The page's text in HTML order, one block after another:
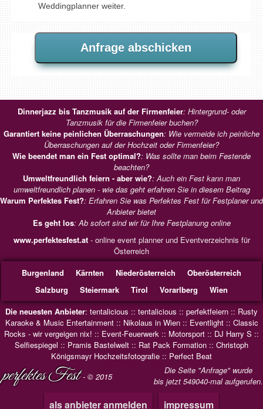
Weddingplanner weiter.
Dinnerjazz bis Tanzmusik auf der Firmenfeier: Hintergrund- oder
Tanzmusik für die Firmenfeier buchen?
Garantiert keine peinlichen Überraschungen: Wie vermeide ich peinliche
Überraschungen auf der Hochzeit oder Firmenfeier?
Wie beendet man ein Fest optimal?: Was sollte man beim Festende
beachten?
Umweltfreundlich feiern - aber wie?: Auch ein Fest kann man
umweltfreundlich planen - wie das geht erfahren Sie in diesem Beitrag
Warum Perfektes Fest?: Erfahren Sie was Perfektes Fest für Festplaner und
Anbieter bietet
Es geht los: Ab sofort sind wir für Ihre Festplanung online
www.perfektesfest.at- online event planner und Eventverzeichnis für
Österreich
Burgenland
Kärnten Niederösterreich
Oberösterreich
Salzburg
Steiermark Tirol Vorarlberg
Wien
Die neuesten Anbieter: tentalicious :: tentalicious :: perfektfeiern :: Rusty
Karaoke & Music Entertainment:: Nikolaus in Wien:: Eventlight:: Classic
Rocks - wir vergeigen nix! :: Event-Feuerwerk :: Motorsport :: DJ Harry S ::
Selfiespiegel :: Pramis Bastelwelt :: Rat Pack Formation :: Christoph
Königsmayr Hochzeitsfotografie :: Perfect Beat
Die Seite "Anfrage" wurde
bis jetzt 549040-mal aufgerufen.
perfektes Fest- © 2015
als anbieter anmelden impressum